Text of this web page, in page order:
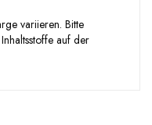
variieren. Bitte
auf der